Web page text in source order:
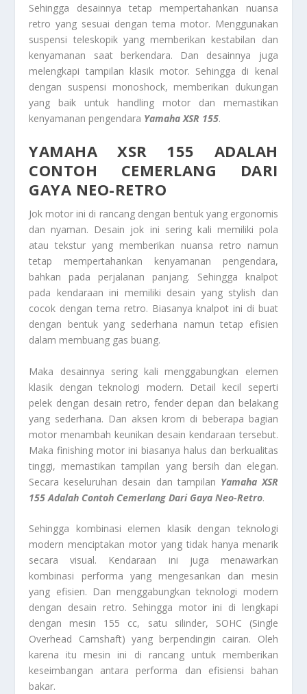
Sehingga desainnya tetap mempertahankan nuansa
retro yang sesuai dengan tema motor. Menggunakan
suspensi teleskopik yang memberikan kestabilan dan
kenyamanan saat berkendara. Dan desainnya juga
melengkapi tampilan klasik motor. Sehingga di kenal
dengan suspensi monoshock, memberikan dukungan
yang baik untuk handling motor dan memastikan
kenyamanan pengendara Yamaha XSR 155.
YAMAHA XSR 155 ADALAH
CONTOH CEMERLANG DARI
GAYA NEO-RETRO
Jok motor ini di rancang dengan bentuk yang ergonomis
dan nyaman. Desain jok ini sering kali memiliki pola
atau tekstur yang memberikan nuansa retro namun
tetap mempertahankan kenyamanan pengendara,
bahkan pada perjalanan panjang. Sehingga knalpot
pada kendaraan ini memiliki desain yang stylish dan
cocok dengan tema retro. Biasanya knalpot ini di buat
dengan bentuk yang sederhana namun tetap efisien
dalam membuang gas buang.
Maka desainnya sering kali menggabungkan elemen
klasik dengan teknologi modern. Detail kecil seperti
pelek dengan desain retro, fender depan dan belakang
yang sederhana. Dan aksen krom di beberapa bagian
motor menambah keunikan desain kendaraan tersebut.
Maka finishing motor ini biasanya halus dan berkualitas
tinggi, memastikan tampilan yang bersih dan elegan.
Secara keseluruhan desain dan tampilan Yamaha XSR
155 Adalah Contoh Cemerlang Dari Gaya Neo-Retro.
Sehingga kombinasi elemen klasik dengan teknologi
modern menciptakan motor yang tidak hanya menarik
secara visual. Kendaraan ini juga menawarkan
kombinasi performa yang mengesankan dan mesin
yang efisien. Dan menggabungkan teknologi modern
dengan desain retro. Sehingga motor ini di lengkapi
dengan mesin 155 cc, satu silinder, SOHC (Single
Overhead Camshaft) yang berpendingin cairan. Oleh
karena itu mesin ini di rancang untuk memberikan
keseimbangan antara performa dan efisiensi bahan
bakar.